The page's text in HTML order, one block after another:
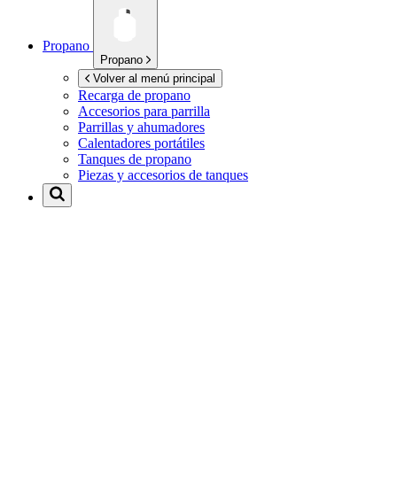
Propano
Propano
Volver al menú principal
Recarga de propano
Accesorios para parrilla
Parrillas y ahumadores
Calentadores portátiles
Tanques de propano
Piezas y accesorios de tanques